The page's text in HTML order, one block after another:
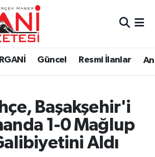
Güncel Resmi İlanlar
Başakşehir'i
1-0 Mağlup
Aldı
Eczaneler
Durumu
Yoğunluk Haritası
Durumu ve Fikstür